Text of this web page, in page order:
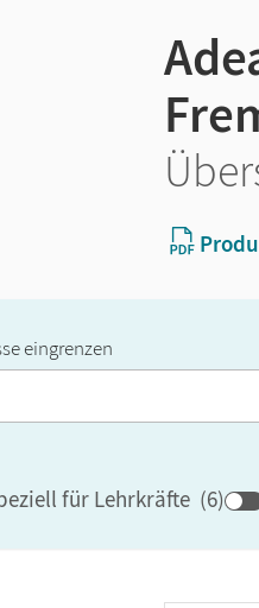
eingrenzen
für Lehrkräfte (6)